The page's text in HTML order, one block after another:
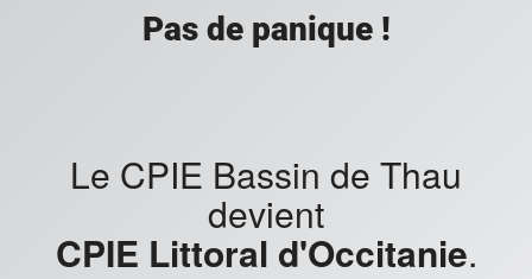
Pas de panique !
Le CPIE Bassin de Thau
devient
CPIE Littoral d'Occitanie.